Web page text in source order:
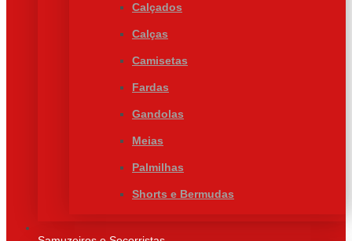
Calçados
Calças
Camisetas
Fardas
Gandolas
Meias
Palmilhas
Shorts e Bermudas